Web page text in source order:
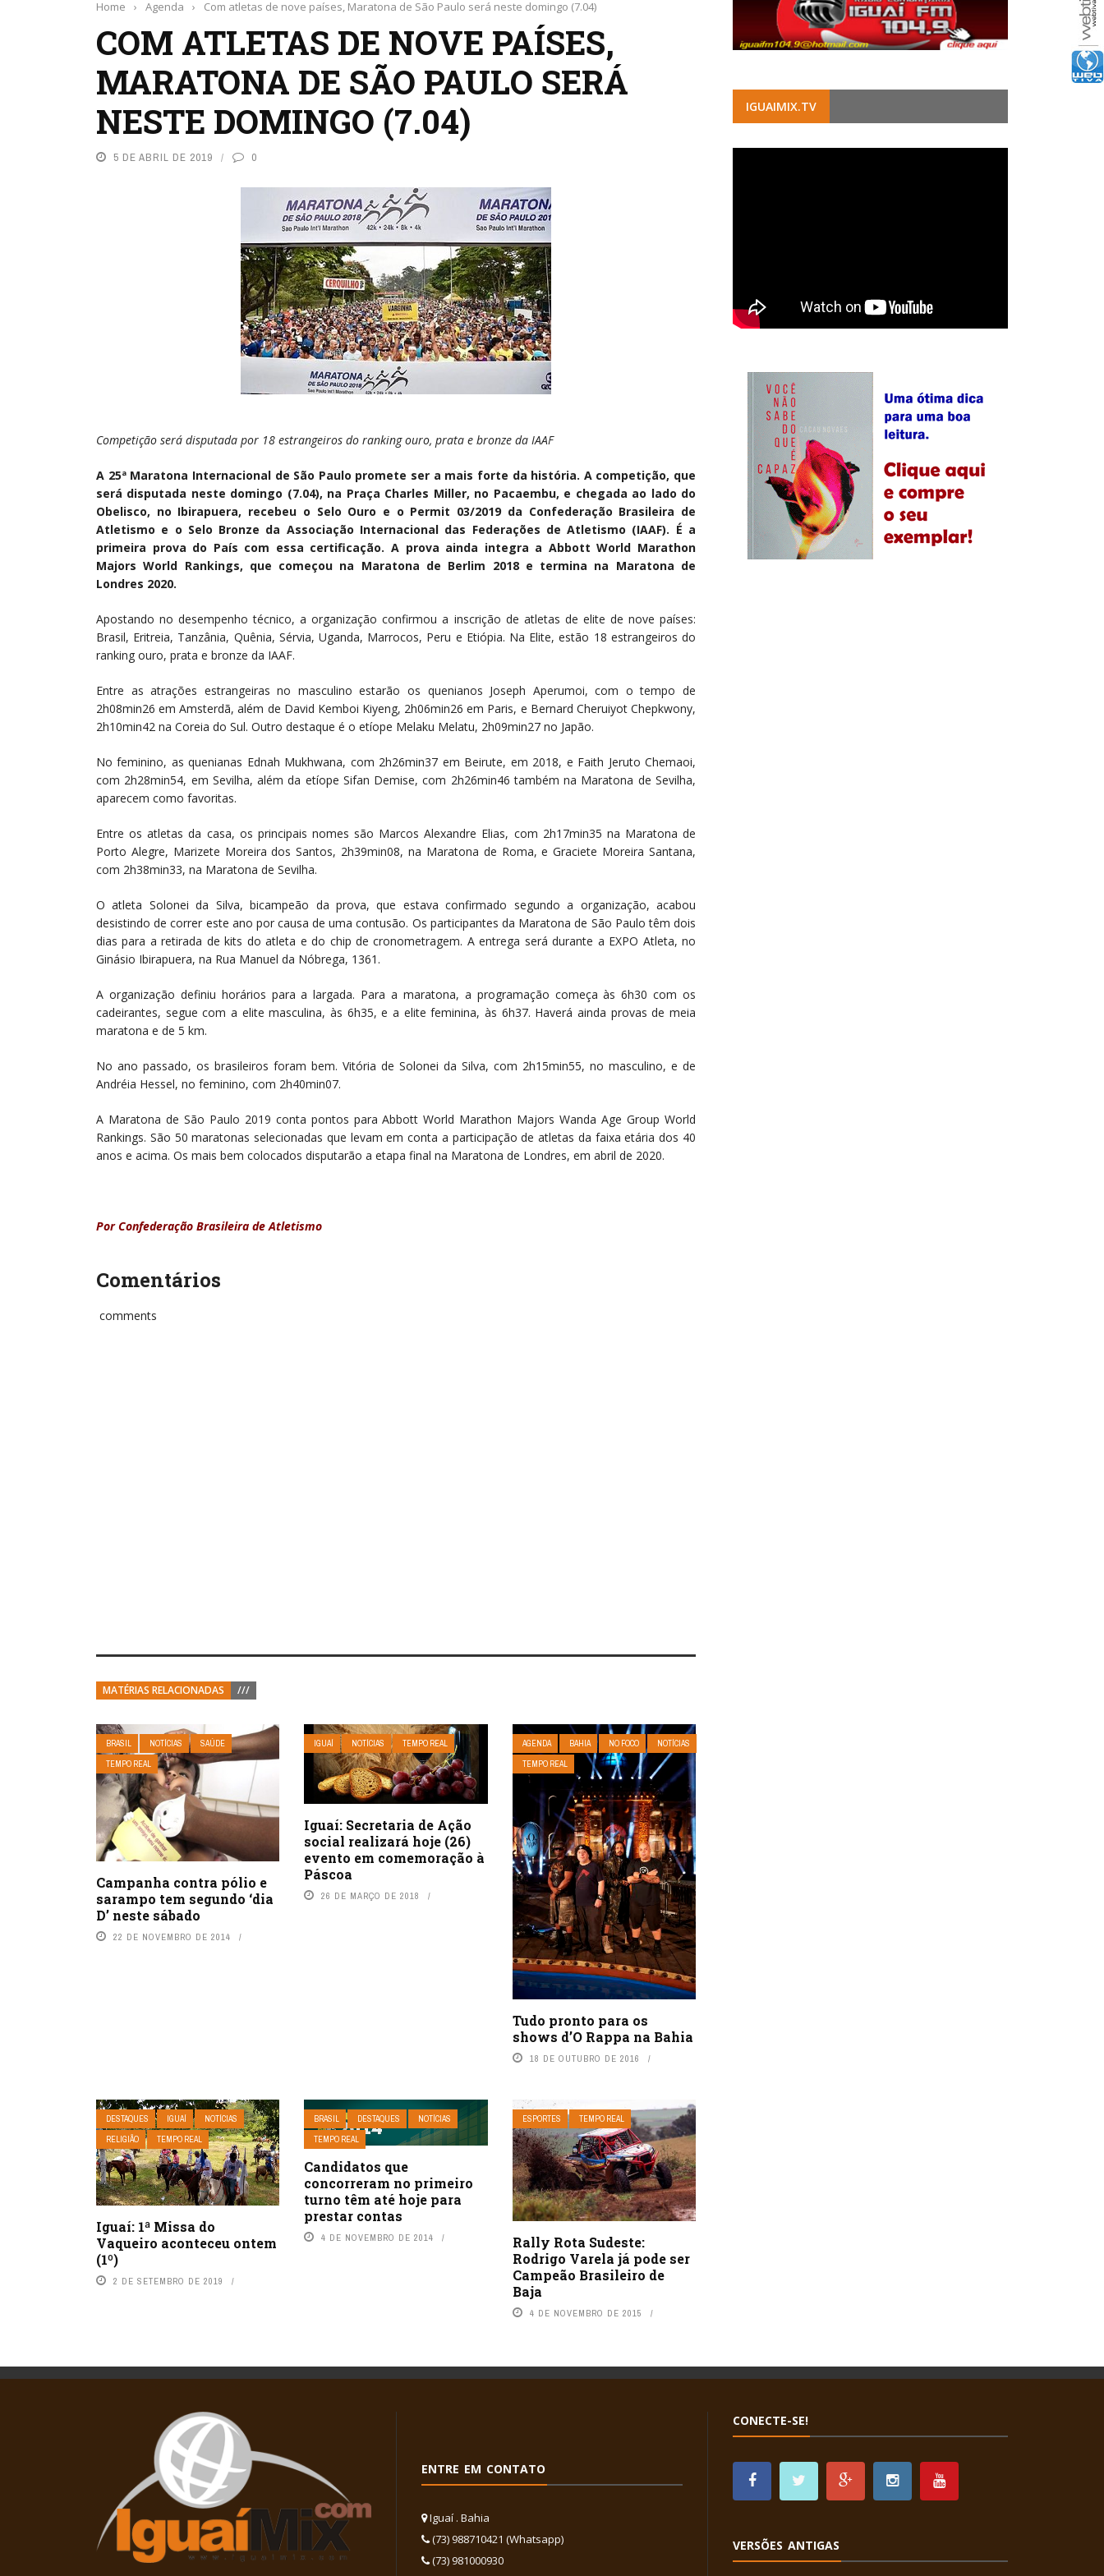
Home › Agenda › Com atletas de nove países, Maratona de São Paulo será neste domingo (7.04)
COM ATLETAS DE NOVE PAÍSES,
MARATONA DE SÃO PAULO SERÁ
NESTE DOMINGO (7.04)
5 DE ABRIL DE 2019 0
Competição será disputada por 18 estrangeiros do ranking ouro, prata e bronze da IAAF
A 25ª Maratona Internacional de São Paulo promete ser a mais forte da história. A competição, que
será disputada neste domingo (7.04), na Praça Charles Miller, no Pacaembu, e chegada ao lado do
Obelisco, no Ibirapuera, recebeu o Selo Ouro e o Permit 03/2019 da Confederação Brasileira de
Atletismo e o Selo Bronze da Associação Internacional das Federações de Atletismo (IAAF). É a
primeira prova do País com essa certificação. A prova ainda integra a Abbott World Marathon
Majors World Rankings, que começou na Maratona de Berlim 2018 e termina na Maratona de
Londres 2020.
Apostando no desempenho técnico, a organização confirmou a inscrição de atletas de elite de nove países:
Brasil, Eritreia, Tanzânia, Quênia, Sérvia, Uganda, Marrocos, Peru e Etiópia. Na Elite, estão 18 estrangeiros do
ranking ouro, prata e bronze da IAAF.
Entre as atrações estrangeiras no masculino estarão os quenianos Joseph Aperumoi, com o tempo de
2h08min26 em Amsterdã, além de David Kemboi Kiyeng, 2h06min26 em Paris, e Bernard Cheruiyot Chepkwony,
2h10min42 na Coreia do Sul. Outro destaque é o etíope Melaku Melatu, 2h09min27 no Japão.
No feminino, as quenianas Ednah Mukhwana, com 2h26min37 em Beirute, em 2018, e Faith Jeruto Chemaoi,
com 2h28min54, em Sevilha, além da etíope Sifan Demise, com 2h26min46 também na Maratona de Sevilha,
aparecem como favoritas.
Entre os atletas da casa, os principais nomes são Marcos Alexandre Elias, com 2h17min35 na Maratona de
Porto Alegre, Marizete Moreira dos Santos, 2h39min08, na Maratona de Roma, e Graciete Moreira Santana,
com 2h38min33, na Maratona de Sevilha.
O atleta Solonei da Silva, bicampeão da prova, que estava confirmado segundo a organização, acabou
desistindo de correr este ano por causa de uma contusão. Os participantes da Maratona de São Paulo têm dois
dias para a retirada de kits do atleta e do chip de cronometragem. A entrega será durante a EXPO Atleta, no
Ginásio Ibirapuera, na Rua Manuel da Nóbrega, 1361.
A organização definiu horários para a largada. Para a maratona, a programação começa às 6h30 com os
cadeirantes, segue com a elite masculina, às 6h35, e a elite feminina, às 6h37. Haverá ainda provas de meia
maratona e de 5 km.
No ano passado, os brasileiros foram bem. Vitória de Solonei da Silva, com 2h15min55, no masculino, e de
Andréia Hessel, no feminino, com 2h40min07.
A Maratona de São Paulo 2019 conta pontos para Abbott World Marathon Majors Wanda Age Group World
Rankings. São 50 maratonas selecionadas que levam em conta a participação de atletas da faixa etária dos 40
anos e acima. Os mais bem colocados disputarão a etapa final na Maratona de Londres, em abril de 2020.
Por Confederação Brasileira de Atletismo
Comentários
comments
MATÉRIAS RELACIONADAS ///
BRASIL NOTÍCIAS
SAÚDE
TEMPO REAL
Campanha contra pólio e
sarampo tem segundo ‘dia
D’ neste sábado
22 DE NOVEMBRO DE 2014
IGUAÍ NOTÍCIAS TEMPO REAL
Iguaí: Secretaria de Ação
social realizará hoje (26)
evento em comemoração à
Páscoa
26 DE MARÇO DE 2018
AGENDA BAHIA NO FOCO
NOTÍCIAS
TEMPO REAL
Tudo pronto para os
shows d’O Rappa na Bahia
18 DE OUTUBRO DE 2016
DESTAQUES IGUAÍ
NOTÍCIAS
RELIGIÃO
TEMPO REAL
Iguaí: 1ª Missa do
Vaqueiro aconteceu ontem
(1º)
2 DE SETEMBRO DE 2019
BRASIL DESTAQUES
NOTÍCIAS
TEMPO REAL
Candidatos que
concorreram no primeiro
turno têm até hoje para
prestar contas
4 DE NOVEMBRO DE 2014
ESPORTES TEMPO REAL
Rally Rota Sudeste:
Rodrigo Varela já pode ser
Campeão Brasileiro de
Baja
4 DE NOVEMBRO DE 2015
IGUAIMIX.TV
ENTRE EM CONTATO
Iguaí . Bahia
(73) 988710421 (Whatsapp)
(73) 981000930
CONECTE-SE!
VERSÕES ANTIGAS